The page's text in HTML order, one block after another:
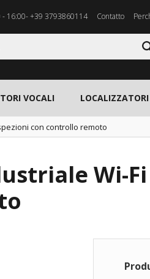
16:00- +39 3793860114 Contatto
VOCALI LOCALIZZATORI
con controllo remoto
Wi-